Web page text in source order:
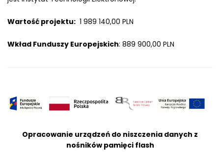
Wartość projektu: 1 989 140,00 PLN
Wkład Funduszy Europejskich: 889 900,00 PLN
Opracowanie urządzeń do niszczenia danych z
nośników pamięci flash